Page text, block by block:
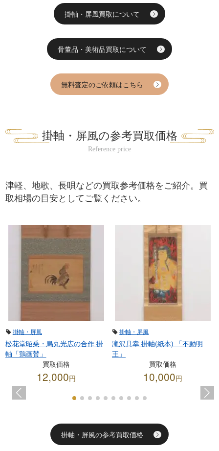
掛軸・屏風買取について
骨董品・美術品買取について
無料査定のご依頼はこちら
掛軸・屏風の参考買取価格
津軽、地歌、長唄などの買取参考価格をご紹介。買
取相場の目安としてご覧ください。
掛軸・屏風
松花堂昭乗・烏丸光広の合作 掛
軸「鶏画賛」
買取価格
12,000円
掛軸・屏風
滝沢具幸 掛軸(紙本) 「不動明
王」
買取価格
10,000円
掛軸・屏風の参考買取価格